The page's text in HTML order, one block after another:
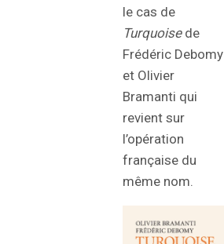
le cas de
Turquoisede
Frédéric Debomy
et Olivier
Bramanti qui
revient sur
l’opération
française du
même nom.